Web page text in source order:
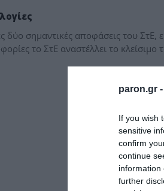
paron.gr -
If you wish
sensitive
confirm
continue
information
further
δύο σημαντικές αποφάσεις του
το ΣτΕ αναστέλλει το κλείσιμο